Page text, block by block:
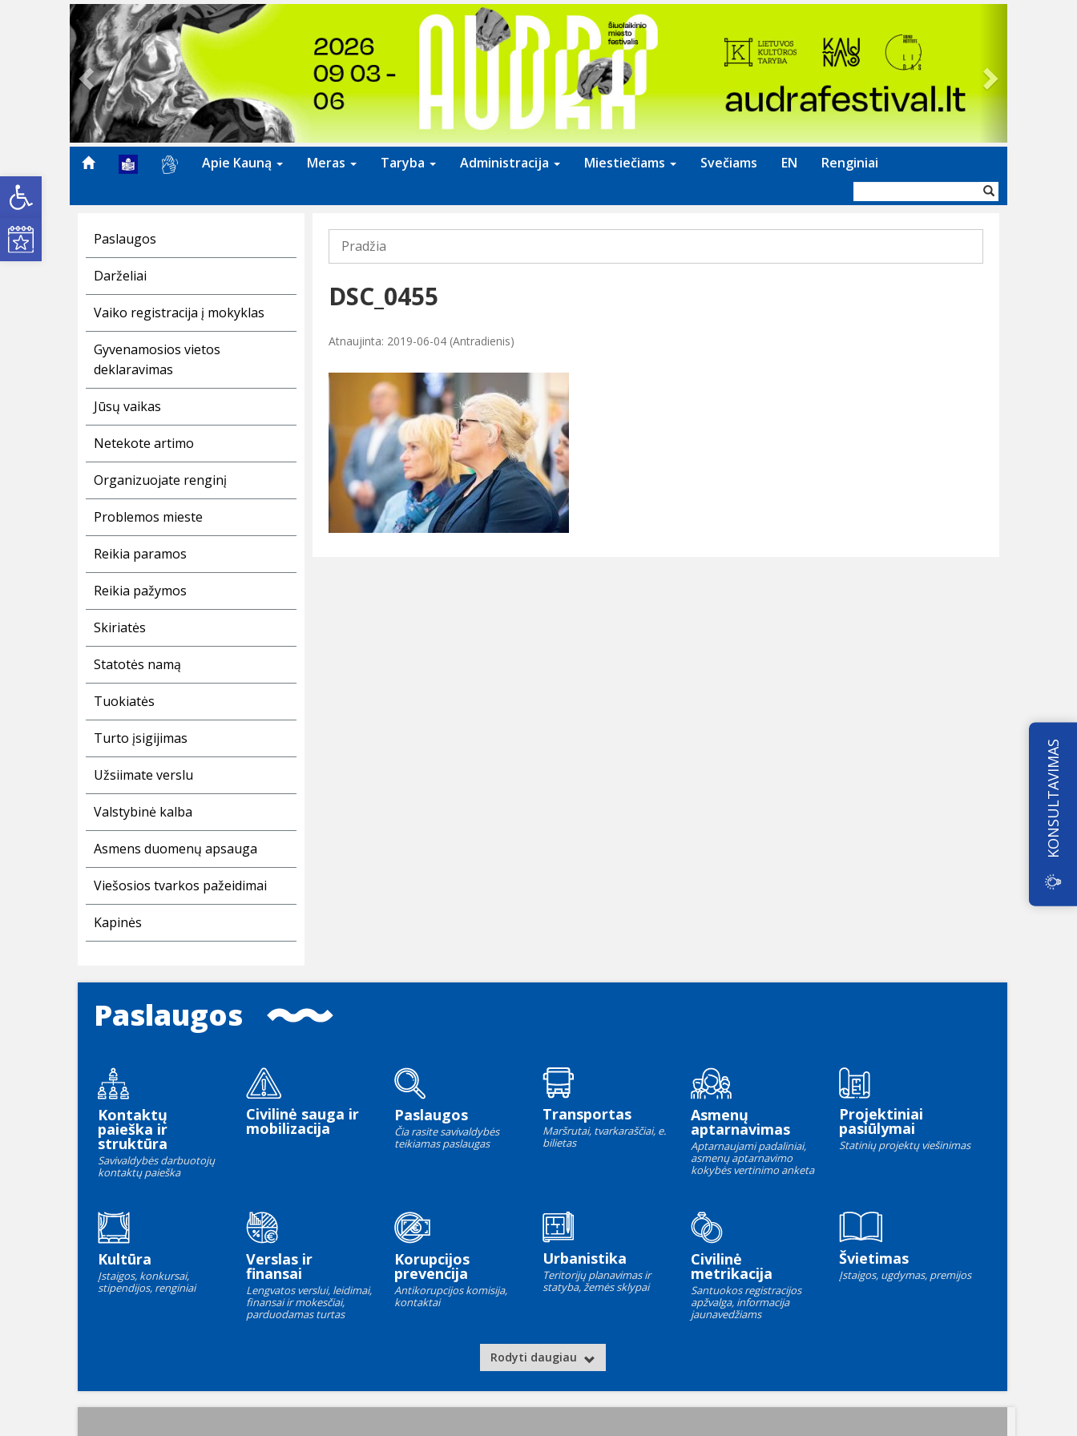
Open toolbar
Kultūros renginiai
Previous
Apie Kauną Meras Taryba Administracija Miestiečiams Svečiams EN Renginiai
forma
Paslaugos
Darželiai
Vaiko registracija į mokyklas
Gyvenamosios vietos
deklaravimas
Jūsų vaikas
Netekote artimo
Organizuojate renginį
Problemos mieste
Reikia paramos
Reikia pažymos
Skiriatės
Statotės namą
Tuokiatės
Turto įsigijimas
Užsiimate verslu
Valstybinė kalba
Asmens duomenų apsauga
Viešosios tvarkos pažeidimai
Kapinės
Pradžia
DSC_0455
Atnaujinta: 2019-06-04 (Antradienis)
Paslaugos
Kontaktų
paieška ir
struktūra
Savivaldybės darbuotojų
kontaktų paieška
Civilinė sauga ir
mobilizacija
Paslaugos
Čia rasite savivaldybės
teikiamas paslaugas
Transportas
Maršrutai, tvarkaraščiai, e.
bilietas
Asmenų
aptarnavimas
Aptarnaujami padaliniai,
asmenų aptarnavimo
kokybės vertinimo anketa
Projektiniai
pasiūlymai
Statinių projektų viešinimas
Kultūra
Įstaigos, konkursai,
stipendijos, renginiai
Verslas ir
finansai
Lengvatos verslui, leidimai,
finansai ir mokesčiai,
parduodamas turtas
Korupcijos
prevencija
Antikorupcijos komisija,
kontaktai
Urbanistika
Teritorijų planavimas ir
statyba, žemės sklypai
Civilinė
metrikacija
Santuokos registracijos
apžvalga, informacija
jaunavedžiams
Švietimas
Įstaigos, ugdymas, premijos
Rodyti daugiau
KONSULTAVIMAS